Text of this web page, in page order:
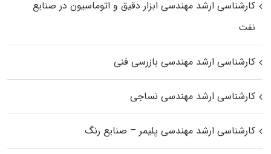
کارشناسی ارشد مهندسی ابزار دقیق و اتوماسیون در صنایع
نفت
کارشناسی ارشد مهندسی بازرسی فنی
کارشناسی ارشد مهندسی نساجی
کارشناسی ارشد مهندسی پلیمر – صنایع رنگ